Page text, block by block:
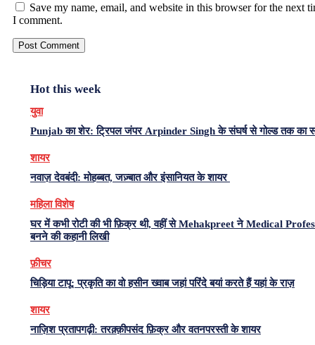
Save my name, email, and website in this browser for the next
I comment.
Hot this week
युवा
Punjab का शेर: ट्रिपल जंपर Arpinder Singh के संघर्ष से गोल्ड तक का
शायर
नवाज़ देवबंदी: मोहब्बत, जज़्बात और इंसानियत के शायर
महिला विशेष
घर में कभी रोटी की भी फ़िक्र थी, वहीं से Mehakpreet ने Medical
बनने की कहानी लिखी
फ़ीचर
चिड़िया टापू: प्रकृति का वो हसीन ख्वाब जहां परिंदे बयां करते हैं यहां के राज़
शायर
नाज़िश प्रतापगढ़ी: तरक़्क़ीपसंद फ़िक्र और वतनपरस्ती के शायर